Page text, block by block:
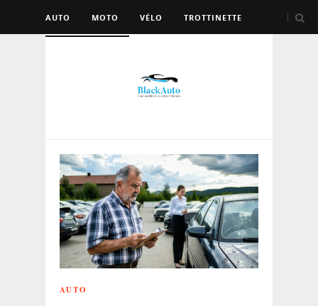
AUTO MOTO VÉLO TROTTINETTE
AUTO